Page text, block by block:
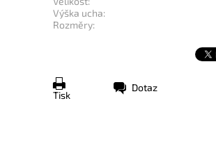
Výška ucha:
Rozměry:
Tisk
Dotaz